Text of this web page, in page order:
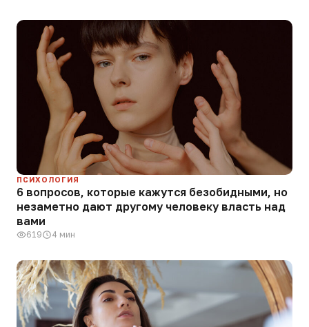
ПСИХОЛОГИЯ
6 вопросов, которые кажутся безобидными, но
незаметно дают другому человеку власть над
вами
619 4 мин